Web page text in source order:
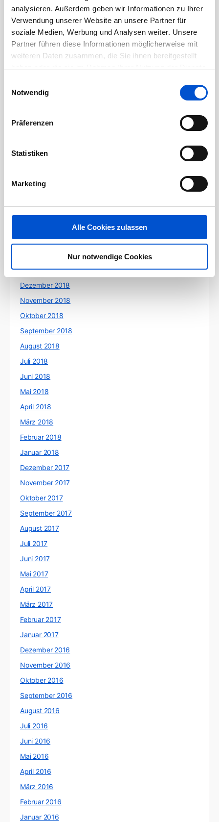
analysieren. Außerdem geben wir Informationen zu Ihrer
Verwendung unserer Website an unsere Partner für
soziale Medien, Werbung und Analysen weiter. Unsere
Partner führen diese Informationen möglicherweise mit
weiteren Daten zusammen, die Sie ihnen bereitgestellt
Notwendig
Präferenzen
Statistiken
Marketing
Alle Cookies zulassen
Nur notwendige Cookies
Juni 2020
April 2020
März 2020
Februar 2020
Mai 2019
März 2019
Januar 2019
Dezember 2018
November 2018
Oktober 2018
September 2018
August 2018
Juli 2018
Juni 2018
Mai 2018
April 2018
März 2018
Februar 2018
Januar 2018
Dezember 2017
November 2017
Oktober 2017
September 2017
August 2017
Juli 2017
Juni 2017
Mai 2017
April 2017
März 2017
Februar 2017
Januar 2017
Dezember 2016
November 2016
Oktober 2016
September 2016
August 2016
Juli 2016
Juni 2016
Mai 2016
April 2016
März 2016
Februar 2016
Januar 2016